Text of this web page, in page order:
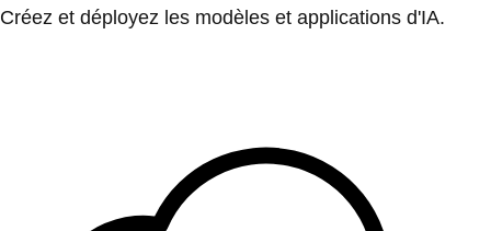
Créez et déployez les modèles et applications d'IA.